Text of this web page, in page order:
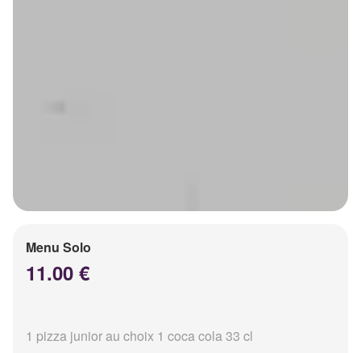
Menu Solo
11.00 €
1 pizza junior au choix 1 coca cola 33 cl